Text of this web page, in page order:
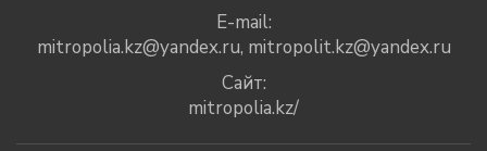
E-mail:
mitropolia.kz@yandex.ru, mitropolit.kz@yandex.ru
Сайт:
mitropolia.kz/